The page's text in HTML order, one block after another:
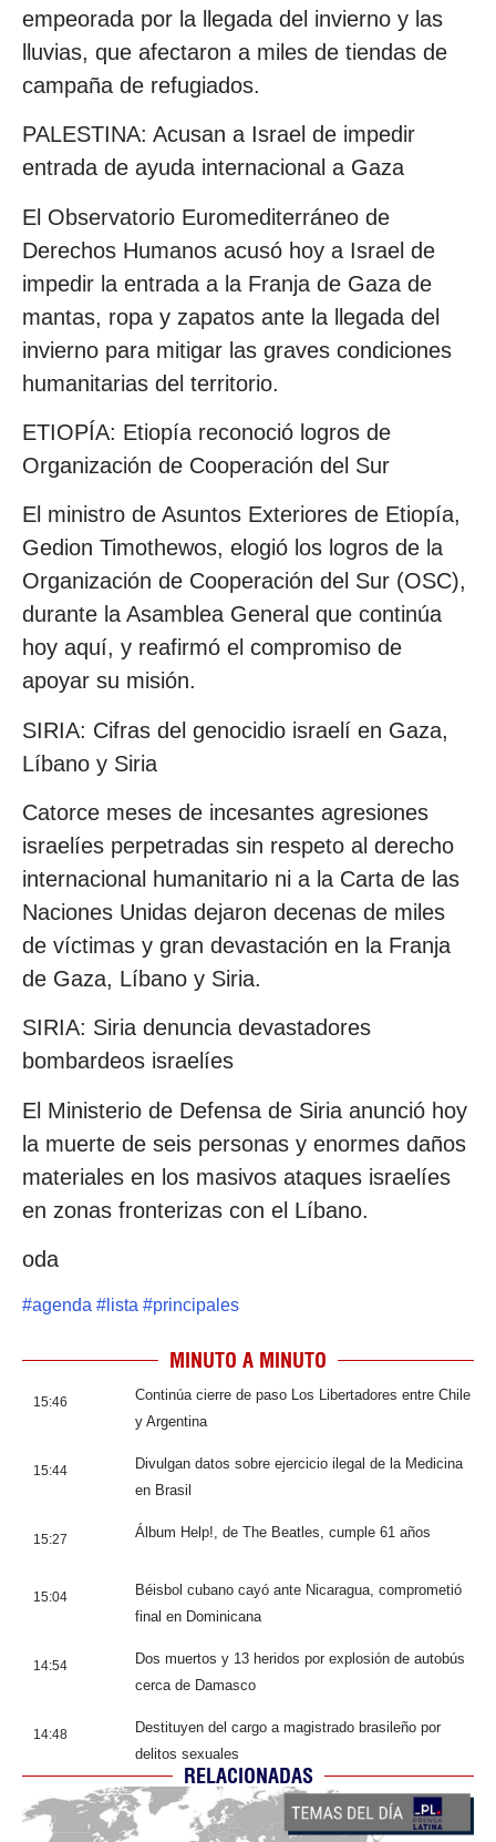
empeorada por la llegada del invierno y las
lluvias, que afectaron a miles de tiendas de
campaña de refugiados.
PALESTINA: Acusan a Israel de impedir
entrada de ayuda internacional a Gaza
El Observatorio Euromediterráneo de
Derechos Humanos acusó hoy a Israel de
impedir la entrada a la Franja de Gaza de
mantas, ropa y zapatos ante la llegada del
invierno para mitigar las graves condiciones
humanitarias del territorio.
ETIOPÍA: Etiopía reconoció logros de
Organización de Cooperación del Sur
El ministro de Asuntos Exteriores de Etiopía,
Gedion Timothewos, elogió los logros de la
Organización de Cooperación del Sur (OSC),
durante la Asamblea General que continúa
hoy aquí, y reafirmó el compromiso de
apoyar su misión.
SIRIA: Cifras del genocidio israelí en Gaza,
Líbano y Siria
Catorce meses de incesantes agresiones
israelíes perpetradas sin respeto al derecho
internacional humanitario ni a la Carta de las
Naciones Unidas dejaron decenas de miles
de víctimas y gran devastación en la Franja
de Gaza, Líbano y Siria.
SIRIA: Siria denuncia devastadores
bombardeos israelíes
El Ministerio de Defensa de Siria anunció hoy
la muerte de seis personas y enormes daños
materiales en los masivos ataques israelíes
en zonas fronterizas con el Líbano.
oda
#agenda # lista #principales
MINUTO A MINUTO
15:46
Continúa cierre de paso Los Libertadores entre Chile
y Argentina
15:44
Divulgan datos sobre ejercicio ilegal de la Medicina
en Brasil
15:27 Álbum Help!, de The Beatles, cumple 61 años
15:04
Béisbol cubano cayó ante Nicaragua, comprometió
final en Dominicana
14:54
Dos muertos y 13 heridos por explosión de autobús
cerca de Damasco
14:48
Destituyen del cargo a magistrado brasileño por
delitos sexuales
RELACIONADAS